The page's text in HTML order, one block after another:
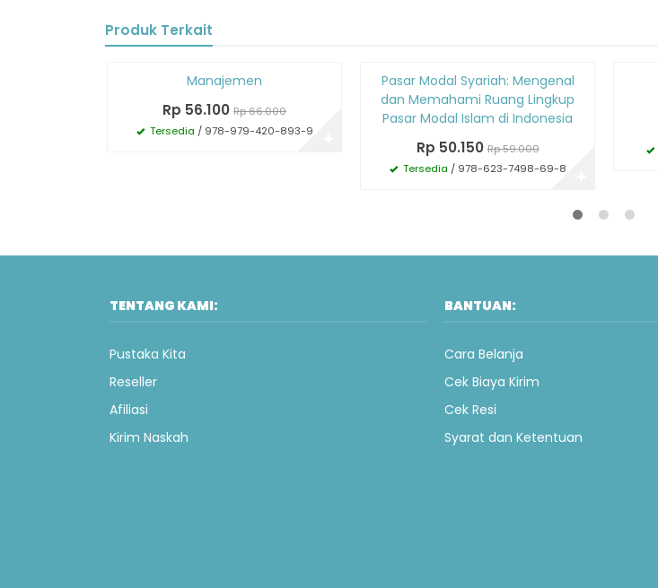
Produk Terkait
Manajemen
Rp 56.100 Rp 66.000
Tersedia / 978-979-420-893-9
Diskon
15%Pasar Modal Syariah: Mengenal
dan Memahami Ruang Lingkup
Pasar Modal Islam di Indonesia
Rp 50.150 Rp 59.000
Tersedia / 978-623-7498-69-8
TENTANG KAMI:
Pustaka Kita
Reseller
Afiliasi
Kirim Naskah
BANTUAN:
Cara Belanja
Cek Biaya Kirim
Cek Resi
Syarat dan Ketentuan